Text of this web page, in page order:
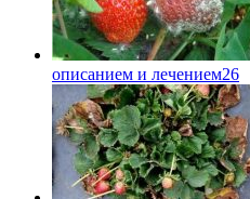
описанием и лечением26